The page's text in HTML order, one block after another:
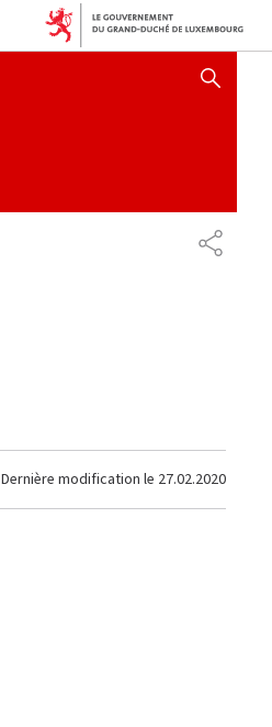
AFFICHER / MASQUER
Dernière modification le 27.02.2020